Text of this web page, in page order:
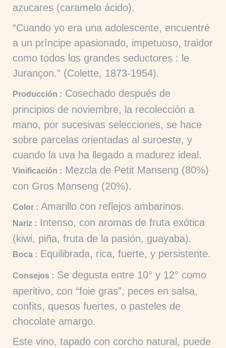
azucares (caramelo ácido).
“Cuando yo era una adolescente, encuentré
a un príncipe apasionado, impetuoso, traidor
como todos los grandes seductores : le
Jurançon.” (Colette, 1873-1954).
Producción : Cosechado después de
principios de noviembre, la recolección a
mano, por sucesivas selecciones, se hace
sobre parcelas orientadas al suroeste, y
cuando la uva ha llegado a madurez ideal.
Vinificación : Mezcla de Petit Manseng (80%)
con Gros Manseng (20%).
Color : Amarillo con reflejos ambarinos.
Nariz : Intenso, con aromas de fruta exótica
(kiwi, piña, fruta de la pasión, guayaba).
Boca : Equilibrada, rica, fuerte, y persistente.
Consejos : Se degusta entre 10° y 12° como
aperitivo, con “foie gras”, peces en salsa,
confits, quesos fuertes, o pasteles de
chocolate amargo.
Este vino, tapado con corcho natural, puede